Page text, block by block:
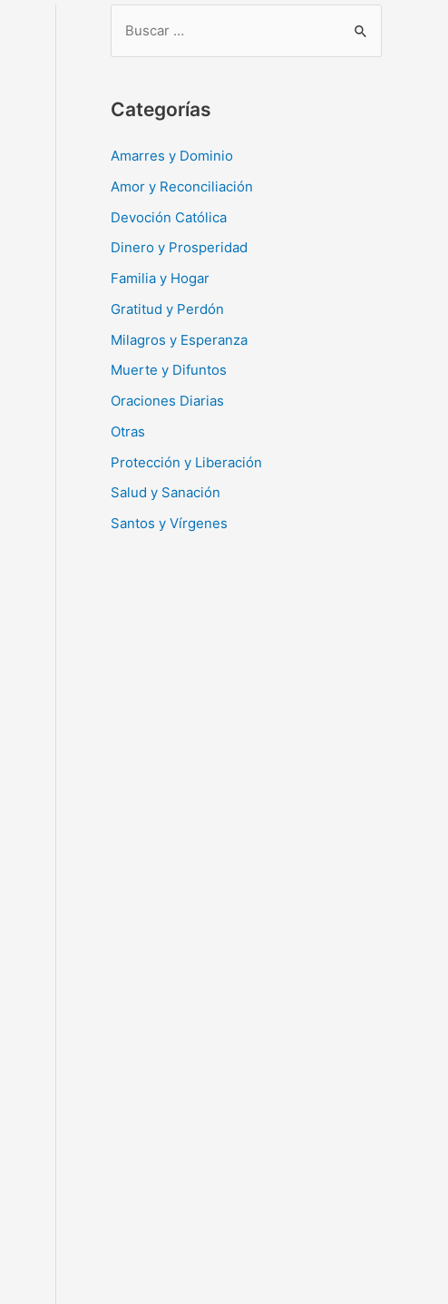
c
r
Categorías
Amarres y Dominio
Amor y Reconciliación
Devoción Católica
Dinero y Prosperidad
Familia y Hogar
Gratitud y Perdón
Milagros y Esperanza
Muerte y Difuntos
Oraciones Diarias
Otras
Protección y Liberación
Salud y Sanación
Santos y Vírgenes